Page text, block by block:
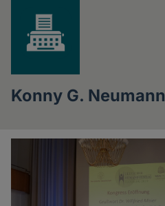
Konny G. Neumann
Autoren